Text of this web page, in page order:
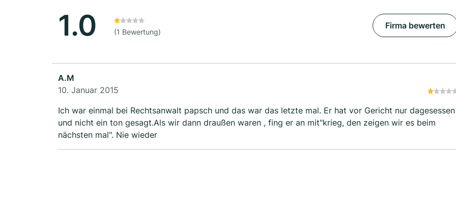
1.0 (1 Bewertung)
Firma bewerten
A.M
10. Januar 2015
Ich war einmal bei Rechtsanwalt papsch und das war das letzte mal. Er hat vor Gericht nur dagesessen
und nicht ein ton gesagt.Als wir dann draußen waren , fing er an mit"krieg, den zeigen wir es beim
nächsten mal". Nie wieder